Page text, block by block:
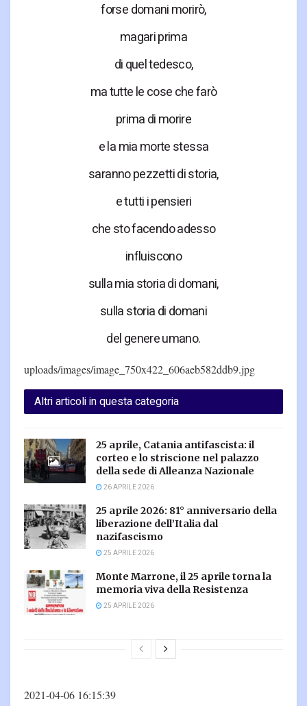
forse domani morirò,
magari prima
di quel tedesco,
ma tutte le cose che farò
prima di morire
e la mia morte stessa
saranno pezzetti di storia,
e tutti i pensieri
che sto facendo adesso
influiscono
sulla mia storia di domani,
sulla storia di domani
del genere umano.
uploads/images/image_750x422_606aeb582ddb9.jpg
Altri articoli in questa categoria
25 aprile, Catania antifascista: il
corteo e lo striscione nel palazzo
della sede di Alleanza Nazionale
26 APRILE 2026
25 aprile 2026: 81° anniversario della
liberazione dell’Italia dal
nazifascismo
25 APRILE 2026
Monte Marrone, il 25 aprile torna la
memoria viva della Resistenza
25 APRILE 2026
2021-04-06 16:15:39